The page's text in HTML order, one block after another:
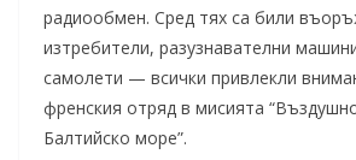
радиообмен. Сред тях са били
изтребители, разузнавателни
самолети — всички привлекли
френския отряд в мисията
Балтийско море”.